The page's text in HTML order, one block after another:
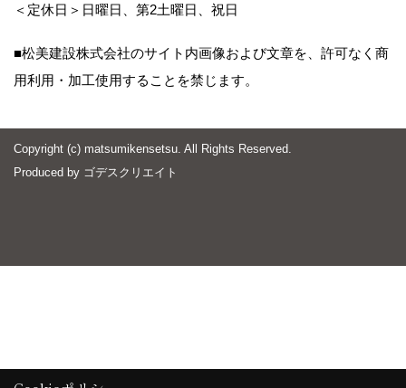
＜定休日＞日曜日、第2土曜日、祝日
■松美建設株式会社のサイト内画像および文章を、許可なく商
用利用・加工使用することを禁じます。
Copyright (c) matsumikensetsu. All Rights Reserved.
Produced by ゴデスクリエイト